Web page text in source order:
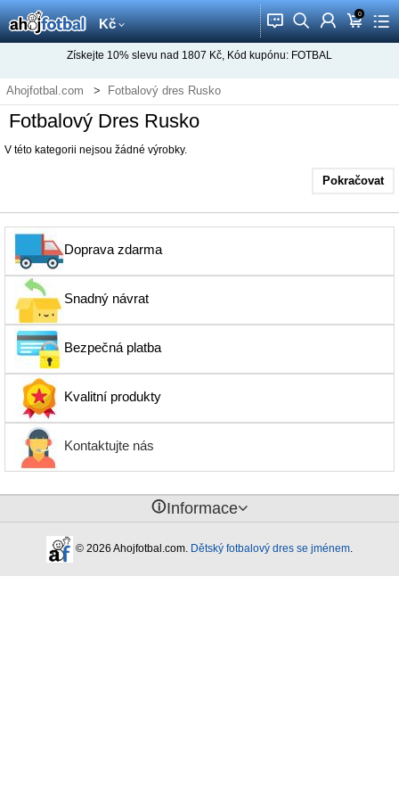
Kč 󰂱 󰂨 󰃳 0
󰃦 󰃖
Získejte 10% slevu nad 1807 Kč, Kód kupónu: FOTBAL
Ahojfotbal.com Fotbalový dres Rusko
Fotbalový Dres Rusko
V této kategorii nejsou žádné výrobky.
Pokračovat
Doprava zdarma
Snadný návrat
Bezpečná platba
Kvalitní produkty
Kontaktujte nás
󰈢Informace
© 2026 Ahojfotbal.com. Dětský fotbalový dres se jménem.